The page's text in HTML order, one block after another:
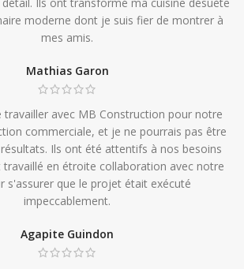
moderne dont je suis fier de montrer à
mes amis.
Mathias Garon
travailler avec MB Construction pour notre
commerciale, et je ne pourrais pas être
Ils ont été attentifs à nos besoins
travaillé en étroite collaboration avec notre
s'assurer que le projet était exécuté
impeccablement.
Agapite Guindon